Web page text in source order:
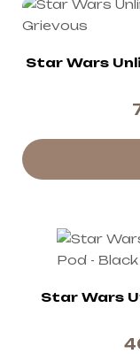
Star Wars
Star Wars